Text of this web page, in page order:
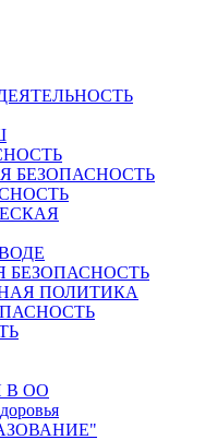
БЕЗОПАСНОСТЬ
ПОЛИТИКА
В ОО